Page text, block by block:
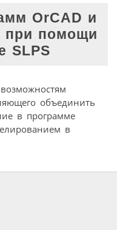
OrCAD и
при помощи
SLPS
объединить
в программе
в